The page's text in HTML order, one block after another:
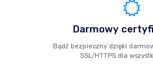
Darmowy
Bądź bezpieczny dzięki
SSL/HTTPS dla